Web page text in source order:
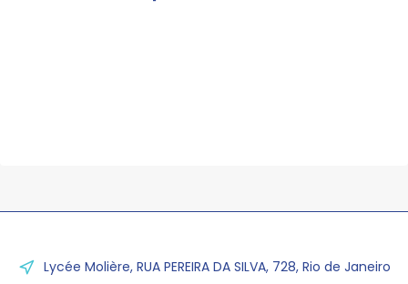
Lycée Molière, RUA PEREIRA DA SILVA, 728, Rio de Janeiro